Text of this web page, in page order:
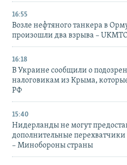
16:55
Возле нефтяного танкера в
произошли два взрыва –
16:18
В Украине сообщили о
налоговикам из Крыма,
РФ
15:40
Нидерланды не могут
дополнительные перехватчики
– Минобороны страны